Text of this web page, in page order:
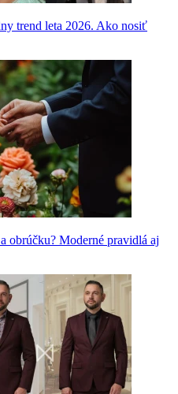
trend leta 2026. Ako nosiť
obrúčku? Moderné pravidlá aj